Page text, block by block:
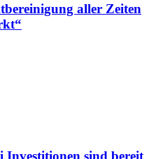
aller Zeiten
Investitionen sind bereit